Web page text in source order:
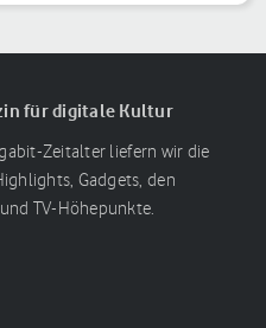
für digitale Kultur
Zeitalter liefern wir die
Gadgets, den
TV-Höhepunkte.